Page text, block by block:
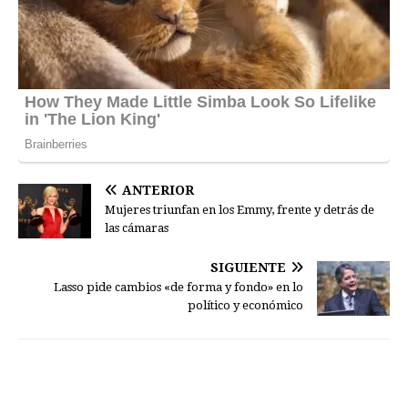
ANTERIOR
Mujeres triunfan en los Emmy, frente y detrás de
las cámaras
SIGUIENTE
Lasso pide cambios «de forma y fondo» en lo
político y económico